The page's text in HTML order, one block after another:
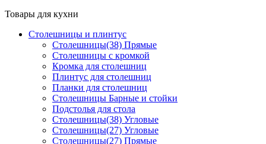
Товары для кухни
Столешницы и плинтус
Столешницы(38) Прямые
Столешницы с кромкой
Кромка для столешниц
Плинтус для столешниц
Планки для столешниц
Столешницы Барные и стойки
Подстолья для стола
Столешницы(38) Угловые
Столешницы(27) Угловые
Столешницы(27) Прямые